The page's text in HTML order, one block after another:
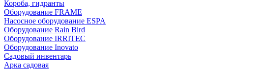
Короба, гидранты
Оборудование FRAME
Насосное оборудование ESPA
Оборудование Rain Bird
Оборудование IRRITEC
Оборудование Inovato
Садовый инвентарь
Арка садовая